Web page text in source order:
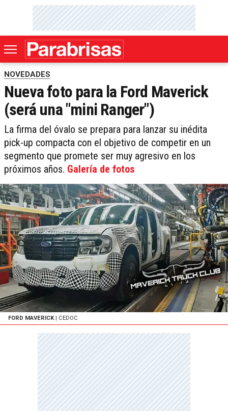
NOVEDADES
Nueva foto para la Ford Maverick
(será una "mini Ranger")
La firma del óvalo se prepara para lanzar su inédita
pick-up compacta con el objetivo de competir en un
segmento que promete ser muy agresivo en los
próximos años. Galería de fotos
FORD MAVERICK| CEDOC